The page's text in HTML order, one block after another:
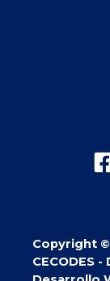
Copyright
CECODES